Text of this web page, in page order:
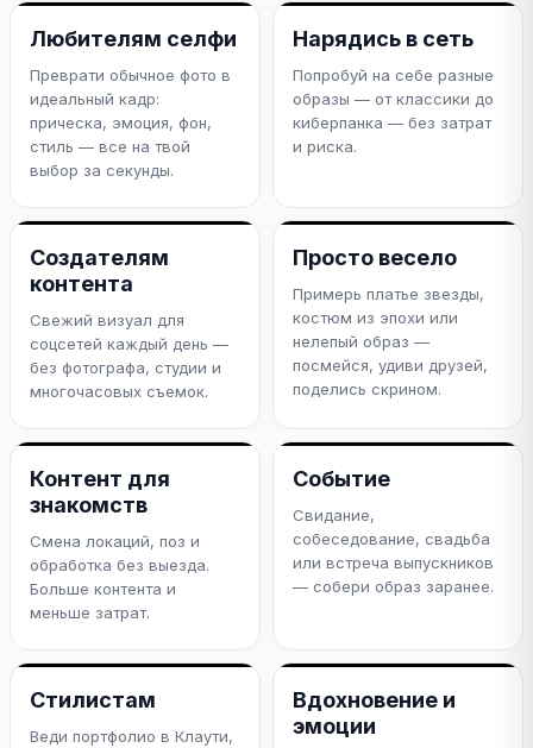
Любителям селфи
Преврати обычное фото в
идеальный кадр:
прическа, эмоция, фон,
стиль — все на твой
выбор за секунды.
Нарядись в сеть
Попробуй на себе разные
образы — от классики до
киберпанка — без затрат
и риска.
Создателям
контента
Свежий визуал для
соцсетей каждый день —
без фотографа, студии и
многочасовых съемок.
Просто весело
Примерь платье звезды,
костюм из эпохи или
нелепый образ —
посмейся, удиви друзей,
поделись скрином.
Контент для
знакомств
Смена локаций, поз и
обработка без выезда.
Больше контента и
меньше затрат.
Событие
Свидание,
собеседование, свадьба
или встреча выпускников
— собери образ заранее.
Стилистам
Веди портфолио в Клаути,
Вдохновение и
эмоции